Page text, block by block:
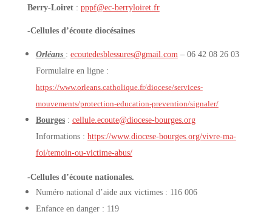
Berry-Loiret: pppf@ec-berryloiret.fr
-Cellules d’écoute diocésaines
Orléans : ecoutedesblessures@gmail.com– 06 42 08 26 03
Formulaire en ligne :
https://www.orleans.catholique.fr/diocese/services-
mouvements/protection-education-prevention/signaler/
Bourges: cellule.ecoute@diocese-bourges.org
Informations : https://www.diocese-bourges.org/vivre-ma-
foi/temoin-ou-victime-abus/
-Cellules d’écoute nationales.
Numéro national d’aide aux victimes : 116 006
Enfance en danger : 119